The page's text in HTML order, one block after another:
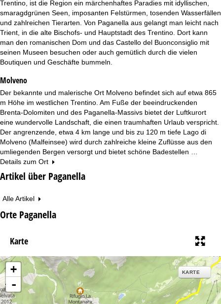
Trentino, ist die Region ein märchenhaftes Paradies mit idyllischen,
smaragdgrünen Seen, imposanten Felstürmen, tosenden Wasserfällen
und zahlreichen Tierarten. Von Paganella aus gelangt man leicht nach
Trient, in die alte Bischofs- und Hauptstadt des Trentino. Dort kann
man den romanischen Dom und das Castello del Buonconsiglio mit
seinen Museen besuchen oder auch gemütlich durch die vielen
Boutiquen und Geschäfte bummeln.
Molveno
Der bekannte und malerische Ort Molveno befindet sich auf etwa 865
m Höhe im westlichen Trentino. Am Fuße der beeindruckenden
Brenta-Dolomiten und des Paganella-Massivs bietet der Luftkurort
eine wundervolle Landschaft, die einen traumhaften Urlaub verspricht.
Der angrenzende, etwa 4 km lange und bis zu 120 m tiefe Lago di
Molveno (Malfeinsee) wird durch zahlreiche kleine Zuflüsse aus den
umliegenden Bergen versorgt und bietet schöne Badestellen …
Details zum Ort
Artikel über Paganella
Alle Artikel
Orte Paganella
Karte
+
-
KARTE